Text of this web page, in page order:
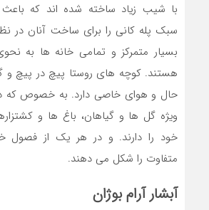
با شیب زیاد ساخته شده اند که
سبک پله کانی را برای ساخت آنان در
بسیار متمرکز و تمامی خانه ها به
هستند. کوچه های روستا پیچ در پیچ
حال و هوای خاصی دارد. به خصوص که
ویژه گل ها و گیاهان، باغ ها و
خود را دارند. و در هر یک از فصول
متفاوت را شکل می دهند.
آبشار آرام بوژان